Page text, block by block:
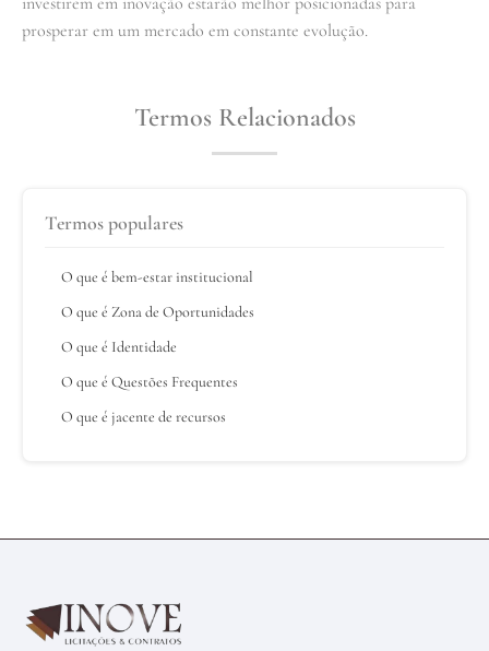
prosperar em um mercado em constante evolução.
Termos Relacionados
Termos populares
O que é bem-estar institucional
O que é Zona de Oportunidades
O que é Identidade
O que é Questões Frequentes
O que é jacente de recursos